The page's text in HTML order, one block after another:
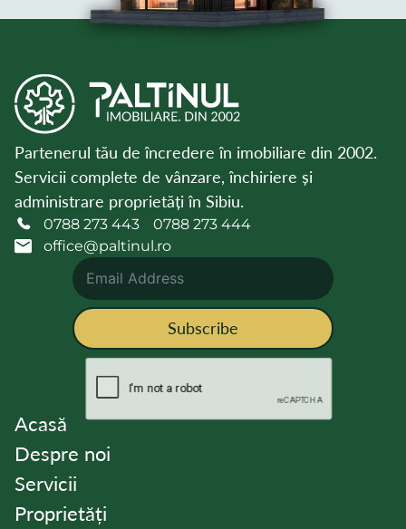
Partenerul tău de încredere în imobiliare din 2002.
Servicii complete de vânzare, închiriere și
administrare proprietăți în Sibiu.
0788 273 443
0788 273 444
office@paltinul.ro
Subscribe
Acasă
Despre noi
Servicii
Proprietăți